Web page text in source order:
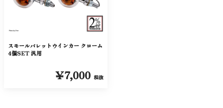
スモールバレットウインカー クローム
4個SET 汎用
￥7,000 税抜